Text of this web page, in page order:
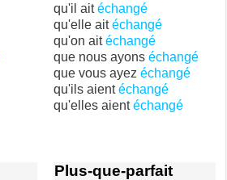
qu'il aitéchangé
qu'elle aitéchangé
qu'on aitéchangé
que nous ayons échangé
que vous ayez échangé
qu'ils aientéchangé
qu'elles aientéchangé
Plus-que-parfait